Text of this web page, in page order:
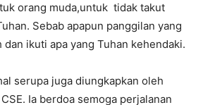
orang muda,untuk tidak takut
Sebab apapun panggilan yang
ikuti apa yang Tuhan kehendaki.
serupa juga diungkapkan oleh
Ia berdoa semoga perjalanan